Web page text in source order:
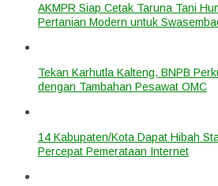
AKMPR Siap Cetak Taruna Tani
Pertanian Modern untuk
Tekan Karhutla Kalteng, BNPB
dengan Tambahan Pesawat OMC
14 Kabupaten/Kota Dapat Hibah
Percepat Pemerataan Internet